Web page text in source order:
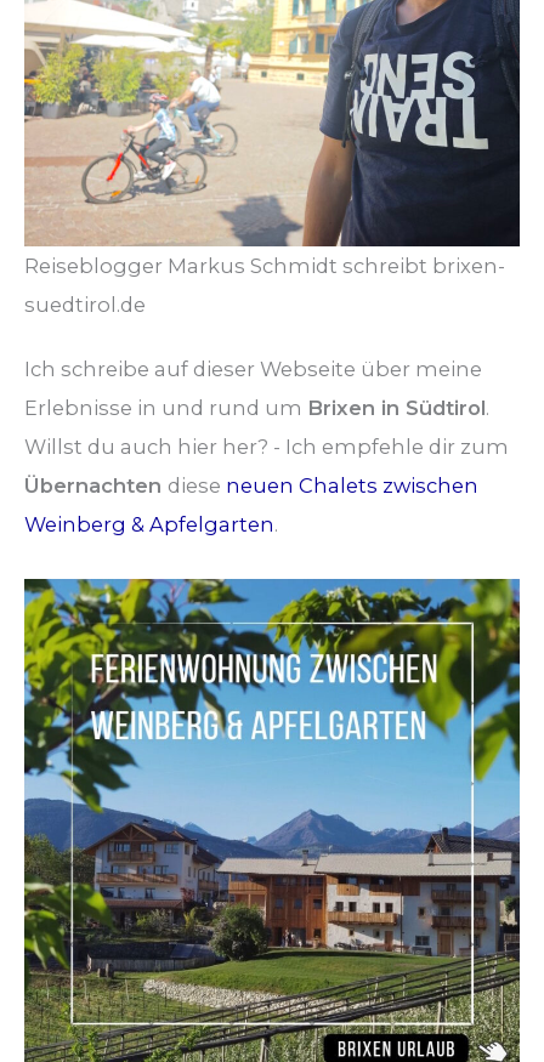
Reiseblogger Markus Schmidt schreibt brixen-
suedtirol.de
Ich schreibe auf dieser Webseite über meine
Erlebnisse in und rund um Brixen in Südtirol.
Willst du auch hier her? - Ich empfehle dir zum
Übernachten diese neuen Chalets zwischen
Weinberg & Apfelgarten.